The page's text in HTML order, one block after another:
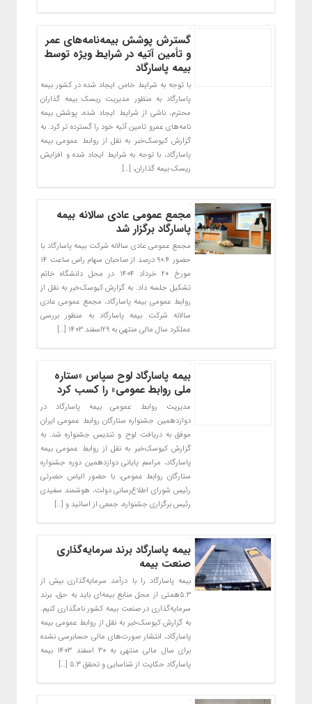
گسترش پوشش بیمه‌نامه‌های عمر
و تأمین آتیه در شرایط ویژه توسط
بیمه پاسارگاد
با توجه به شرایط خاص ایجاد شده در کشور بیمه
پاسارگاد به منظور مدیریت ریسک بیمه گذاران
محترم، ناشی از شرایط ایجاد شده، پوشش بیمه
نامه‌های عمرو تامین آتیه خود را گسترده تر کرد. به
گزارش کیوسک‌خبر به نقل از روابط عمومی بیمه
پاسارگاد، با توجه به شرایط ایجاد شده و افزایش
ریسک بیمه گذاران، […]
مجمع عمومی عادی سالانه بیمه
پاسارگاد برگزار شد
مجمع عمومی عادی سالانه شرکت بیمه پاسارگاد با
حضور ۹۰.۴ درصد از صاحبان سهام راس ساعت ۱۴
مورخ ۲۰ خرداد ۱۴۰۴ در محل دانشگاه خاتم
تشکیل جلسه داد. به گزارش کیوسک‌خبر به نقل از
روابط عمومی بیمه پاسارگاد، مجمع عمومی عادی
سالانه شرکت بیمه پاسارگاد به منظور بررسی
عملکرد سال مالی منتهی به ۲۹اسفند ۱۴۰۳ […]
بیمه پاسارگاد لوح سپاس «ستاره
ملی روابط عمومی» را کسب کرد
مدیریت روابط عمومی بیمه پاسارگاد در
دوازدهمین جشنواره ستارگان روابط عمومی ایران
موفق به دریافت لوح و تندیس جشنواره شد. به
گزارش کیوسک‌خبر به نقل از روابط عمومی بیمه
پاسارگاد، مراسم پایانی دوازدهمین دوره جشنواره
ستارگان روابط عمومی، با حضور الیاس حضرتی
رئیس شورای اطلاع‌‎رسانی دولت، هوشمند سفیدی
رئیس برگزاری جشنواره، جمعی از اساتید و […]
بیمه پاسارگاد برند سرمایه‌گذاری
صنعت بیمه
بیمه پاسارگاد را با درآمد سرمایه‌گذاری بیش از
۵.۳همتی از محل منابع بیمه‌ای باید به حق، برند
سرمایه‌گذاری در صنعت بیمه کشور نامگذاری کنیم.
به گزارش کیوسک‌خبر به نقل از روابط عمومی بیمه
پاسارگاد، انتشار صورت‌های مالی حسابرسی نشده
برای سال مالی منتهی به ۳۰ اسفند ۱۴۰۳ بیمه
پاسارگاد حکایت از شناسایی و تحقق ۵.۳ […]